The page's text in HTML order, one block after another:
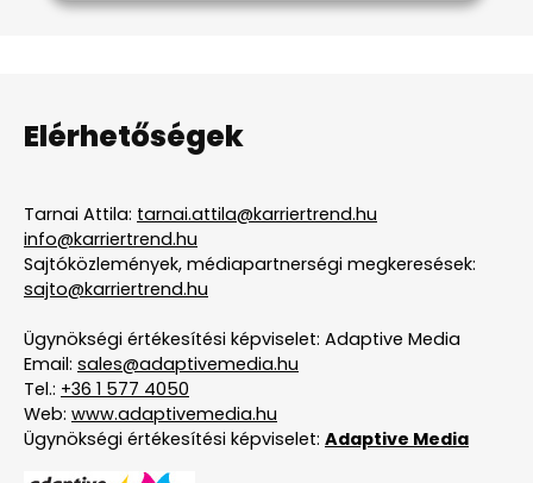
Elérhetőségek
Tarnai Attila: tarnai.attila@karriertrend.hu
info@karriertrend.hu
Sajtóközlemények, médiapartnerségi megkeresések:
sajto@karriertrend.hu
Ügynökségi értékesítési képviselet: Adaptive Media
Email: sales@adaptivemedia.hu
Tel.: +36 1 577 4050
Web: www.adaptivemedia.hu
Ügynökségi értékesítési képviselet: Adaptive Media